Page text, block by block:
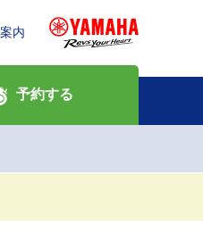
内
予約する